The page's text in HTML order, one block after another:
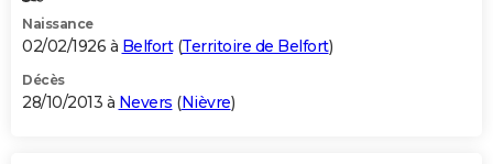
Naissance
02/02/1926 à Belfort(Territoire de Belfort)
Décès
28/10/2013 à Nevers (Nièvre)